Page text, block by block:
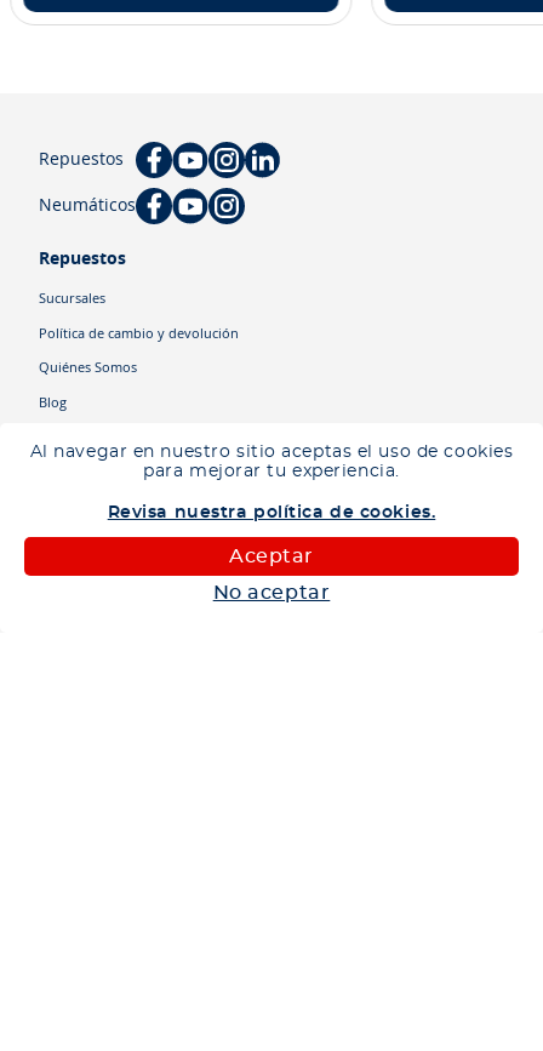
Al navegar en nuestro sitio aceptas el uso de cookies
para mejorar tu experiencia.
Revisa nuestra política de cookies.
Aceptar
No aceptar
Ingresa tu ubicación para ver los productos disponibles en tu zona
Repuestos
Neumáticos
Repuestos
Sucursales
Política de cambio y devolución
Quiénes Somos
Blog